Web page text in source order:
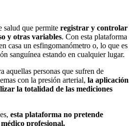
salud que permite registrar y controlar
y otras variables. Con esta plataforma
casa un esfingomanómetro o, lo que es
sanguínea estando en cualquier lugar.
aquellas personas que sufren de
con la presión arterial, la aplicación
la totalidad de las mediciones
esta plataforma no pretende
profesional.